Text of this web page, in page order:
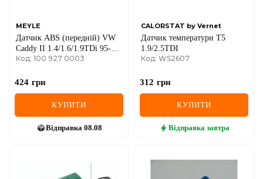
MEYLE
Датчик ABS (передній) VW
Caddy II 1.4/1.6/1.9TDi 95-04
(L)
Код: 100 927 0003
424 грн
КУПИТИ
Відправка 08.08
CALORSTAT by Vernet
Датчик температури T5
1.9/2.5TDI
Код: WS2607
312 грн
КУПИТИ
Відправка завтра